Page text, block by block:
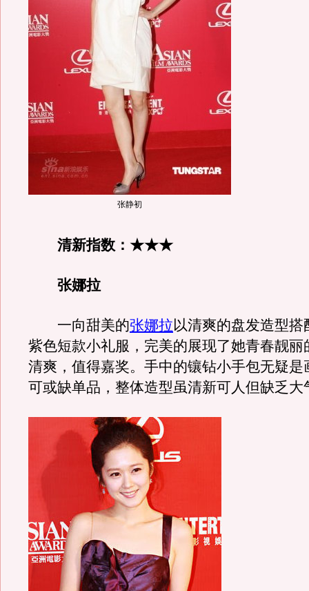
张静初
清新指数：★★★
张娜拉
一向甜美的张娜拉以清爽的盘发造型
紫色短款小礼服，完美的展现了她青春靓丽
清爽，值得嘉奖。手中的镶钻小手包无疑是
可或缺单品，整体造型虽清新可人但缺乏大